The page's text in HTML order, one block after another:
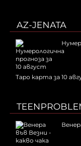
AZ-JENATA
Таро карта за 10